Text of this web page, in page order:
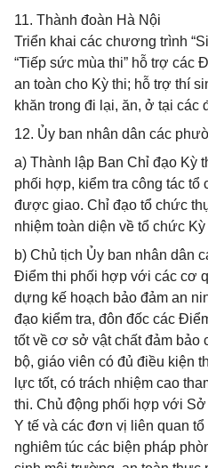
11. Thành đoàn Hà Nội
Triển khai các chương trình
“Tiếp sức mùa thi” hỗ trợ các
an toàn cho Kỳ thi; hỗ trợ thí
khăn trong đi lại, ăn, ở tại các
12. Ủy ban nhân dân các
a) Thành lập Ban Chỉ đạo Kỳ
phối hợp, kiểm tra công tác tổ
được giao. Chỉ đạo tổ chức
nhiệm toàn diện về tổ chức
b) Chủ tịch Ủy ban nhân dân
Điểm thi phối hợp với các cơ
dựng kế hoạch bảo đảm an
đạo kiểm tra, đôn đốc các
tốt về cơ sở vật chất đảm bảo
bộ, giáo viên có đủ điều kiện
lực tốt, có trách nhiệm cao
thi. Chủ động phối hợp với
Y tế và các đơn vị liên quan
nghiêm túc các biện pháp